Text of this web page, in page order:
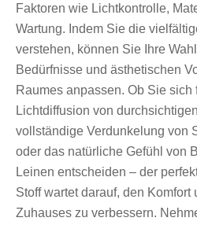
Faktoren wie Lichtkontrolle,
Wartung. Indem Sie die
verstehen, können Sie Ihre
Bedürfnisse und ästhetischen
Raumes anpassen. Ob Sie sich
Lichtdiffusion von
vollständige Verdunkelung von
oder das natürliche Gefühl von
Leinen entscheiden – der
Stoff wartet darauf, den Komfort
Zuhauses zu verbessern.